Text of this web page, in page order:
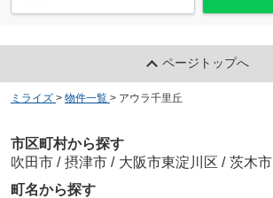
ページトップへ
ミライズ > 物件一覧 > アウラ千里丘
市区町村から探す
吹田市 / 摂津市 / 大阪市東淀川区 / 茨木市
町名から探す